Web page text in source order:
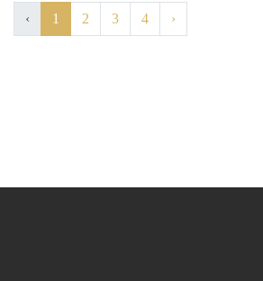
‹ 1 2 3 4 ›